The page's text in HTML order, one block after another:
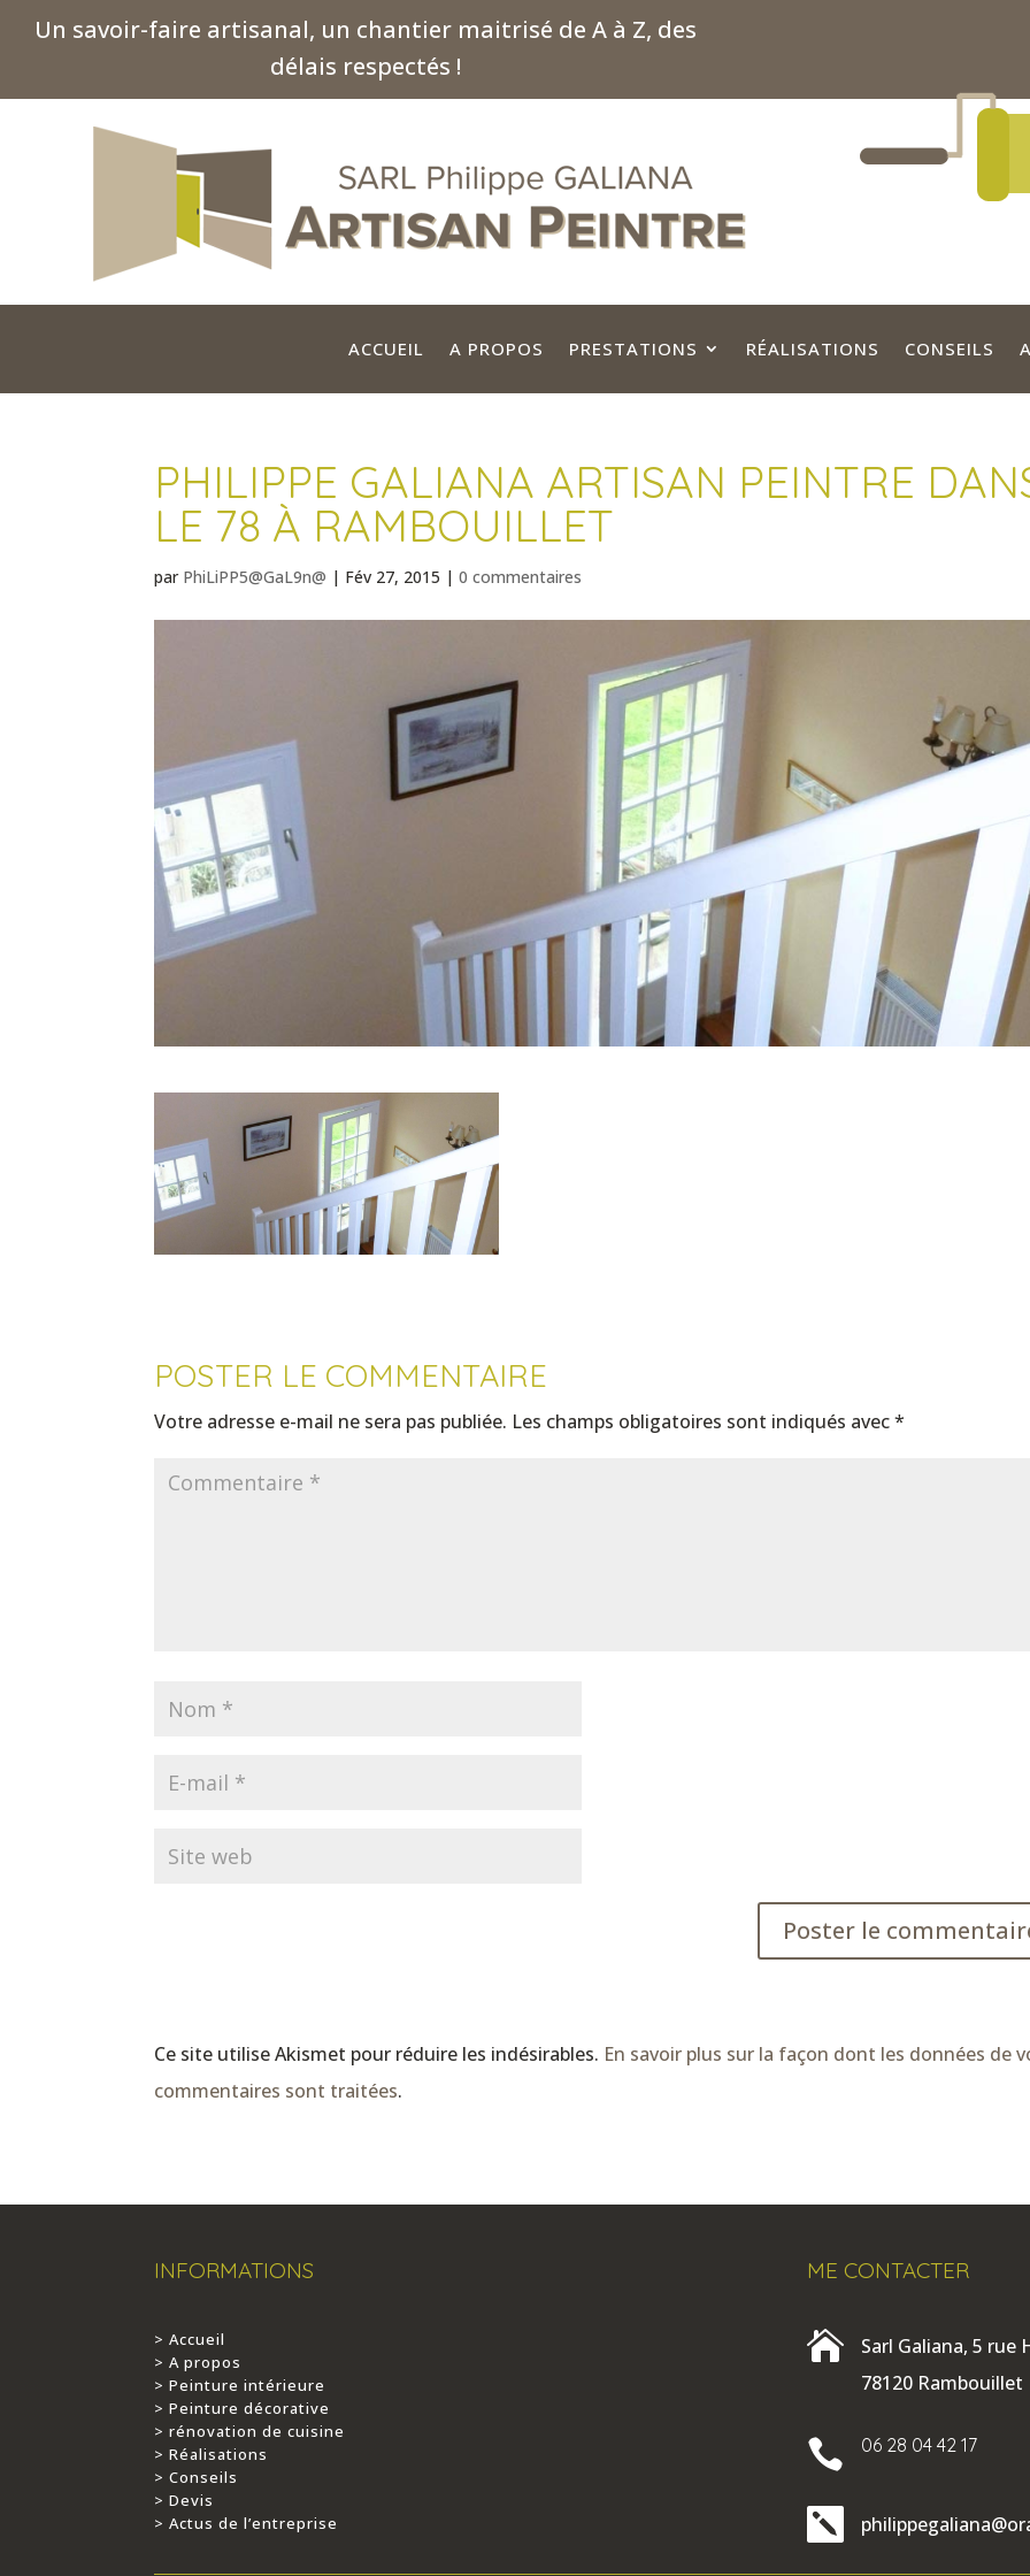
Un savoir-faire artisanal, un chantier maitrisé de A à Z, des
délais respectés !
ACCUEIL A PROPOS PRESTATIONS RÉALISATIONS CONSEILS
PHILIPPE GALIANA ARTISAN PEINTRE
LE 78 À RAMBOUILLET
par PhiLiPP5@GaL9n@ | Fév 27, 2015 |0 commentaires
POSTER LE COMMENTAIRE
Votre adresse e-mail ne sera pas publiée. Les champs obligatoires sont indiqués avec*
Ce site utilise Akismet pour réduire les indésirables. En savoir plus sur la façon dont les données de
commentaires sont traitées.
INFORMATIONS
> Accueil
> A propos
> Peinture intérieure
> Peinture décorative
> rénovation de cuisine
> Réalisations
> Conseils
> Devis
> Actus de l’entreprise
ME CONTACTER

Sarl Galiana, 5 rue
78120 Rambouillet
 06 28 04 42 17
